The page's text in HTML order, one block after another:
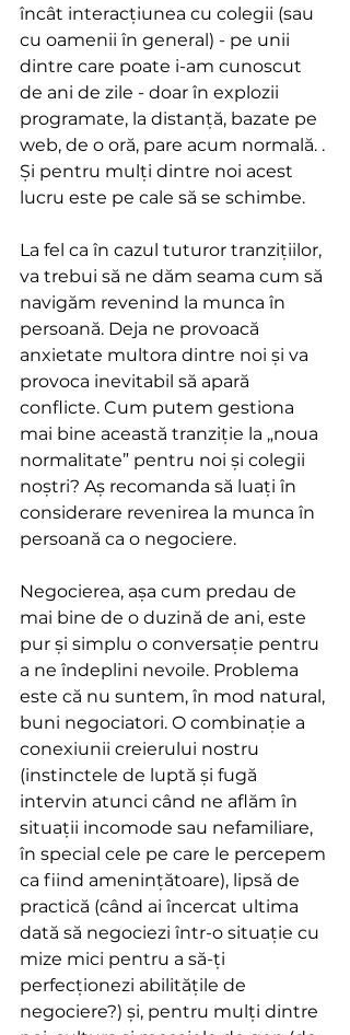
încât interacțiunea cu colegii (sau
cu oamenii în general) - pe unii
dintre care poate i-am cunoscut
de ani de zile - doar în explozii
programate, la distanță, bazate pe
web, de o oră, pare acum normală. .
Și pentru mulți dintre noi acest
lucru este pe cale să se schimbe.
La fel ca în cazul tuturor tranzițiilor,
va trebui să ne dăm seama cum să
navigăm revenind la munca în
persoană. Deja ne provoacă
anxietate multora dintre noi și va
provoca inevitabil să apară
conflicte. Cum putem gestiona
mai bine această tranziție la „noua
normalitate” pentru noi și colegii
noștri? Aș recomanda să luați în
considerare revenirea la munca în
persoană ca o negociere.
Negocierea, așa cum predau de
mai bine de o duzină de ani, este
pur și simplu o conversație pentru
a ne îndeplini nevoile. Problema
este că nu suntem, în mod natural,
buni negociatori. O combinație a
conexiunii creierului nostru
(instinctele de luptă și fugă
intervin atunci când ne aflăm în
situații incomode sau nefamiliare,
în special cele pe care le percepem
ca fiind amenințătoare), lipsă de
practică (când ai încercat ultima
dată să negociezi într-o situație cu
mize mici pentru a să-ți
perfecționezi abilitățile de
negociere?) și, pentru mulți dintre